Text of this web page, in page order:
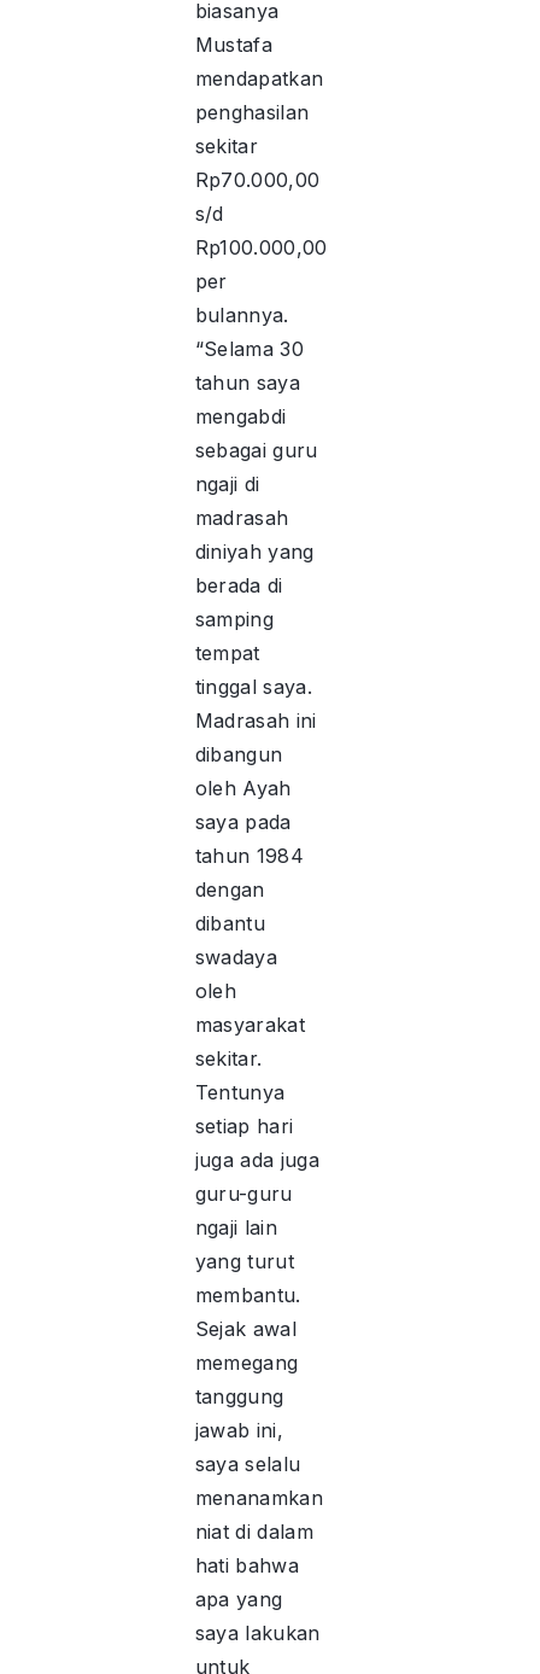
biasanya
Mustafa
mendapatkan
penghasilan
sekitar
Rp70.000,00
s/d
Rp100.000,00
per
bulannya.
“Selama 30
tahun saya
mengabdi
sebagai guru
ngaji di
madrasah
diniyah yang
berada di
samping
tempat
tinggal saya.
Madrasah ini
dibangun
oleh Ayah
saya pada
tahun 1984
dengan
dibantu
swadaya
oleh
masyarakat
sekitar.
Tentunya
setiap hari
juga ada juga
guru-guru
ngaji lain
yang turut
membantu.
Sejak awal
memegang
tanggung
jawab ini,
saya selalu
menanamkan
niat di dalam
hati bahwa
apa yang
saya lakukan
untuk